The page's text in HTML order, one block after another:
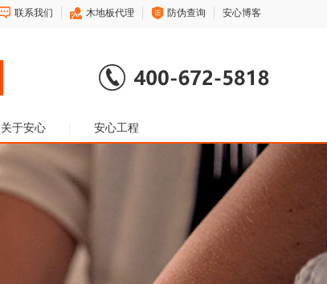
联系我们 木地板代理 防伪查询 安心博客
关于安心 安心工程